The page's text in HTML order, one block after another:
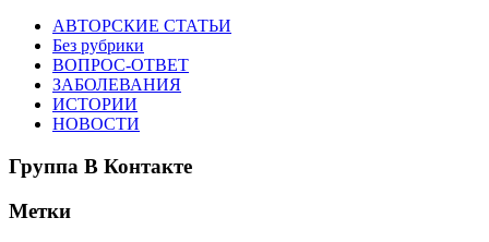
АВТОРСКИЕ СТАТЬИ
Без рубрики
ВОПРОС-ОТВЕТ
ЗАБОЛЕВАНИЯ
ИСТОРИИ
НОВОСТИ
Группа В Контакте
Метки